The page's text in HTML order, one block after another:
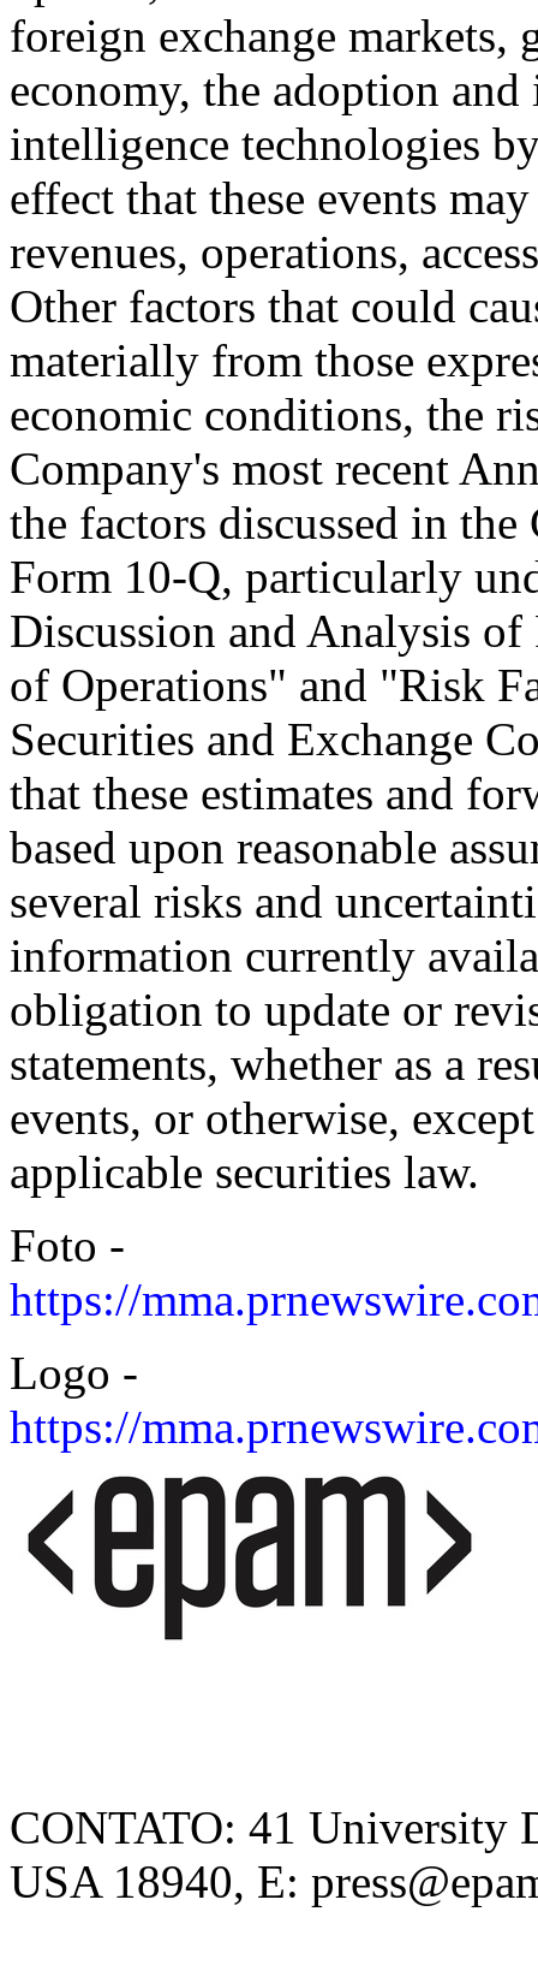
foreign exchange markets,
economy, the adoption
intelligence technologies
effect that these events
revenues, operations,
Other factors that could
materially from those
economic conditions, the
Company's most recent
the factors discussed in
Form 10-Q, particularly
Discussion and Analysis
of Operations" and "Risk
Securities and Exchange
that these estimates and
based upon reasonable
several risks and
information currently
obligation to update or
statements, whether as a
events, or otherwise,
applicable securities law.
Foto -
https://
Logo -
https://
CONTATO: 41 University
USA 18940, E: